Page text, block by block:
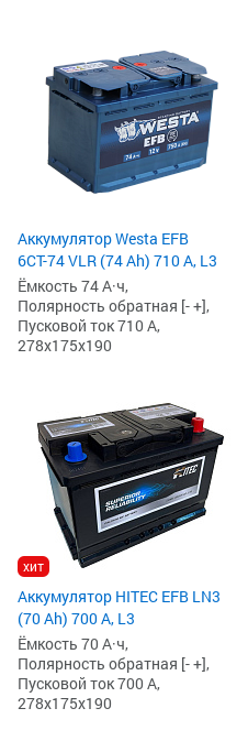
Аккумулятор Westa EFB
6СТ-74 VLR (74 Ah) 710 А, L3
Ёмкость 74 А·ч,
Полярность обратная [- +],
Пусковой ток 710 А,
278x175x190
хит
Аккумулятор HITEC EFB LN3
(70 Ah) 700 А, L3
Ёмкость 70 А·ч,
Полярность обратная [- +],
Пусковой ток 700 А,
278x175x190